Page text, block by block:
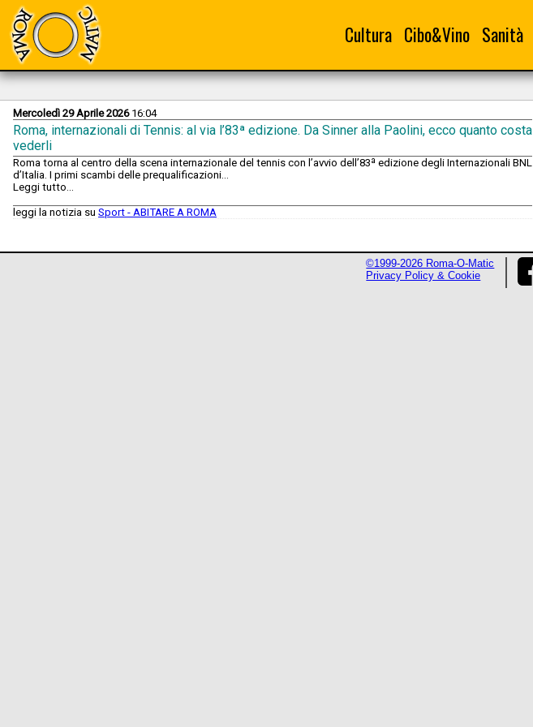
Cultura Cibo&Vino Sanità
Mercoledì 29 Aprile 202616:04
Roma, internazionali di Tennis: al via l’83ª edizione. Da Sinner alla Paolini, ecco quanto costa
vederli
Roma torna al centro della scena internazionale del tennis con l’avvio dell’83ª edizione degli Internazionali BNL
d’Italia. I primi scambi delle prequalificazioni...
Leggi tutto...
leggi la notizia su Sport - ABITARE A ROMA
©1999-2026 Roma-O-Matic
Privacy Policy & Cookie